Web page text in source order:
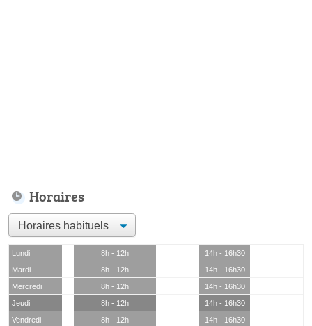
Horaires
Lundi 8h - 12h
14h - 16h30
Mardi
8h - 12h
14h - 16h30
Mercredi
8h - 12h
14h - 16h30
Jeudi
8h - 12h
14h - 16h30
Vendredi
8h - 12h
14h - 16h30